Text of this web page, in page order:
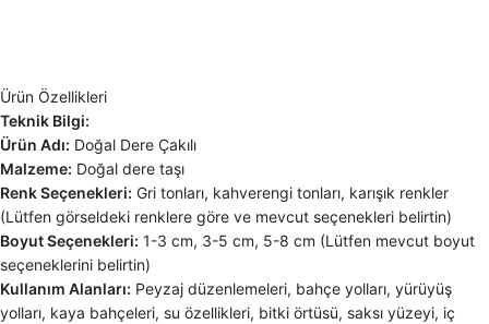
Ürün Özellikleri
Teknik Bilgi:
Ürün Adı: Doğal Dere Çakılı
Malzeme: Doğal dere taşı
Renk Seçenekleri: Gri tonları, kahverengi tonları, karışık renkler
(Lütfen görseldeki renklere göre ve mevcut seçenekleri belirtin)
Boyut Seçenekleri: 1-3 cm, 3-5 cm, 5-8 cm (Lütfen mevcut boyut
seçeneklerini belirtin)
Kullanım Alanları: Peyzaj düzenlemeleri, bahçe yolları, yürüyüş
yolları, kaya bahçeleri, su özellikleri, bitki örtüsü, saksı yüzeyi, iç